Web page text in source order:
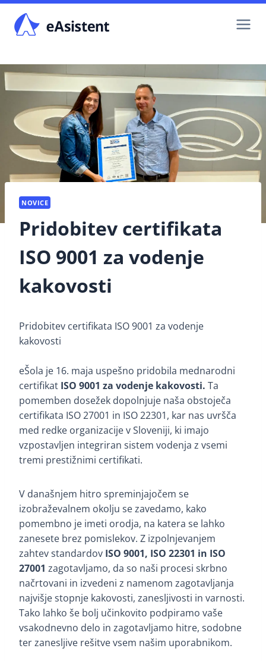
Skip
content
NOVICE
Pridobitev certifikata
ISO 9001 za vodenje
kakovosti
Pridobitev certifikata ISO 9001 za vodenje
kakovosti
eŠola je 16. maja uspešno pridobila mednarodni
certifikat ISO 9001 za vodenje kakovosti. Ta
pomemben dosežek dopolnjuje naša obstoječa
certifikata ISO 27001 in ISO 22301, kar nas uvršča
med redke organizacije v Sloveniji, ki imajo
vzpostavljen integriran sistem vodenja z vsemi
tremi prestižnimi certifikati.
V današnjem hitro spreminjajočem se
izobraževalnem okolju se zavedamo, kako
pomembno je imeti orodja, na katera se lahko
zanesete brez pomislekov. Z izpolnjevanjem
zahtev standardov ISO 9001, ISO 22301 in ISO
27001 zagotavljamo, da so naši procesi skrbno
načrtovani in izvedeni z namenom zagotavljanja
najvišje stopnje kakovosti, zanesljivosti in varnosti.
Tako lahko še bolj učinkovito podpiramo vaše
vsakodnevno delo in zagotavljamo hitre, sodobne
ter zanesljive rešitve vsem našim uporabnikom.